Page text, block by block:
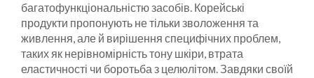
багатофункціональністю засобів. Корейські
продукти пропонують не тільки зволоження та
живлення, але й вирішення специфічних проблем,
таких як нерівномірність тону шкіри, втрата
еластичності чи боротьба з целюлітом. Завдяки своїй